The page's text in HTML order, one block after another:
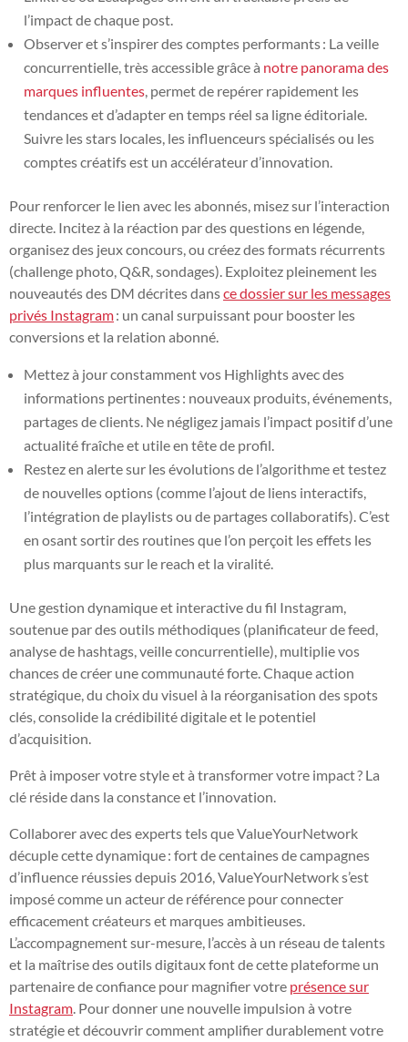
l’impact de chaque post.
Observer et s’inspirer des comptes performants : La veille
concurrentielle, très accessible grâce à notre panorama des
marques influentes, permet de repérer rapidement les
tendances et d’adapter en temps réel sa ligne éditoriale.
Suivre les stars locales, les influenceurs spécialisés ou les
comptes créatifs est un accélérateur d’innovation.
Pour renforcer le lien avec les abonnés, misez sur l’interaction
directe. Incitez à la réaction par des questions en légende,
organisez des jeux concours, ou créez des formats récurrents
(challenge photo, Q&R, sondages). Exploitez pleinement les
nouveautés des DM décrites dansce dossier sur les messages
privés Instagram: un canal surpuissant pour booster les
conversions et la relation abonné.
Mettez à jour constamment vos Highlights avec des
informations pertinentes : nouveaux produits, événements,
partages de clients. Ne négligez jamais l’impact positif d’une
actualité fraîche et utile en tête de profil.
Restez en alerte sur les évolutions de l’algorithme et testez
de nouvelles options (comme l’ajout de liens interactifs,
l’intégration de playlists ou de partages collaboratifs). C’est
en osant sortir des routines que l’on perçoit les effets les
plus marquants sur le reach et la viralité.
Une gestion dynamique et interactive du fil Instagram,
soutenue par des outils méthodiques (planificateur de feed,
analyse de hashtags, veille concurrentielle), multiplie vos
chances de créer une communauté forte. Chaque action
stratégique, du choix du visuel à la réorganisation des spots
clés, consolide la crédibilité digitale et le potentiel
d’acquisition.
Prêt à imposer votre style et à transformer votre impact ? La
clé réside dans la constance et l’innovation.
Collaborer avec des experts tels que ValueYourNetwork
décuple cette dynamique : fort de centaines de campagnes
d’influence réussies depuis 2016, ValueYourNetwork s’est
imposé comme un acteur de référence pour connecter
efficacement créateurs et marques ambitieuses.
L’accompagnement sur-mesure, l’accès à un réseau de talents
et la maîtrise des outils digitaux font de cette plateforme un
partenaire de confiance pour magnifier votre présence sur
Instagram. Pour donner une nouvelle impulsion à votre
stratégie et découvrir comment amplifier durablement votre